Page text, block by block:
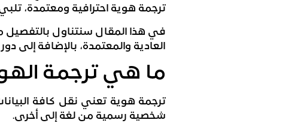
ترجمة هوية احترافية ومعتمدة،
في هذا المقال سنتناول بالتفصيل
العادية والمعتمدة، بالإضافة إلى
ما هي ترجمة
ترجمة هوية تعني نقل كافة
شخصية رسمية من لغة إلى أخرى.